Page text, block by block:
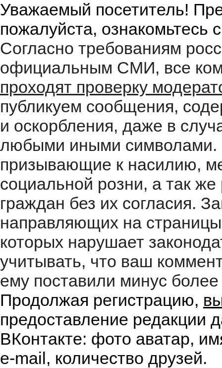
Уважаемый посетитель!
пожалуйста, ознакомьтесь
Согласно требованиям
официальным СМИ, все
проходят проверку
публикуем сообщения,
и оскорбления, даже в
любыми иными символами.
призывающие к насилию,
социальной розни, а так
граждан без их согласия.
направляющих на
которых нарушает
учитывать, что ваш
ему поставили минус
Продолжая регистрацию,
предоставление редакции
ВКонтакте: фото аватар,
e-mail, количество друзей.